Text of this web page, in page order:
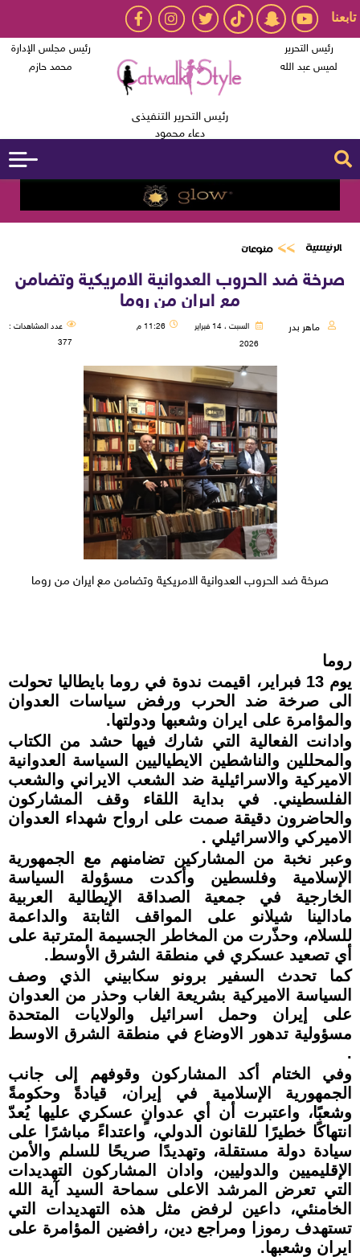
تابعنا
رئيس التحرير
لميس عبد الله
رئيس التحرير التنفيذى
دعاء محمود
رئيس مجلس الإدارة
محمد حازم
الرئيسية منوعات
صرخة ضد الحروب العدوانية الامريكية وتضامن
مع ايران من روما
ماهر بدر
السبت ، 14 فبراير
2026
11:26 م
عدد المشاهدات :
377
صرخة ضد الحروب العدوانية الامريكية وتضامن مع ايران من روما
روما
يوم 13 فبراير، اقيمت ندوة في روما بايطاليا تحولت
الى صرخة ضد الحرب ورفض سياسات العدوان
والمؤامرة على ايران وشعبها ودولتها.
وادانت الفعالية التي شارك فيها حشد من الكتاب
والمحللين والناشطين الايطياليين السياسة العدوانية
الاميركية والاسرائيلية ضد الشعب الايراني والشعب
الفلسطيني. في بداية اللقاء وقف المشاركون
والحاضرون دقيقة صمت على ارواح شهداء العدوان
الاميركي والاسرائيلي .
وعبر نخبة من المشاركين تضامنهم مع الجمهورية
الإسلامية وفلسطين وأكدت مسؤولة السياسة
الخارجية في جمعية الصداقة الإيطالية العربية
مادالينا شيلانو على المواقف الثابتة والداعمة
للسلام، وحذّرت من المخاطر الجسيمة المترتبة على
أي تصعيد عسكري في منطقة الشرق الأوسط.
كما تحدث السفير برونو سكابيني الذي وصف
السياسة الاميركية بشريعة الغاب وحذر من العدوان
على إيران وحمل اسرائيل والولايات المتحدة
مسؤولية تدهور الاوضاع في منطقة الشرق الاوسط
.
وفي الختام أكد المشاركون وقوفهم إلى جانب
الجمهورية الإسلامية في إيران، قيادةً وحكومةً
وشعبًا، واعتبرت أن أي عدوانٍ عسكري عليها يُعدّ
انتهاكًا خطيرًا للقانون الدولي، واعتداءً مباشرًا على
سيادة دولة مستقلة، وتهديدًا صريحًا للسلم والأمن
الإقليميين والدوليين، وادان المشاركون التهديدات
التي تعرض المرشد الاعلى سماحة السيد آية الله
الخامنئي، داعين لرفض مثل هذه التهديدات التي
تستهدف رموزا ومراجع دين، رافضين المؤامرة على
ايران وشعبها.